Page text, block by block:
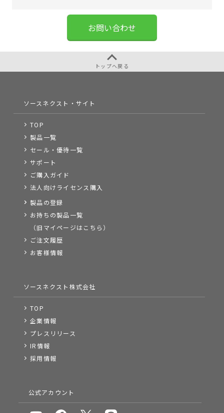
お問い合わせ
トップへ戻る
ソースネクスト・サイト
TOP
製品一覧
セール・優待一覧
サポート
ご購入ガイド
法人向けライセンス購入
製品の登録
お持ちの製品一覧
（旧マイページはこちら）
ご注文履歴
お客様情報
ソースネクスト株式会社
TOP
企業情報
プレスリリース
IR情報
採用情報
公式アカウント